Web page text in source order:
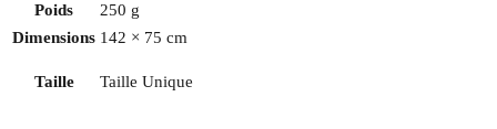
Poids
250 g
Dimensions 142 × 75 cm
Taille Taille Unique